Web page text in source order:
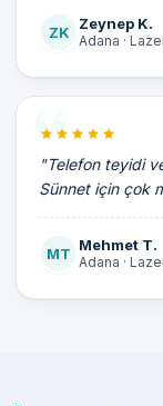
ZK Zeynep K.
Adana ·
"Telefon teyidi
Sünnet için çok
MT Mehmet T.
Adana ·